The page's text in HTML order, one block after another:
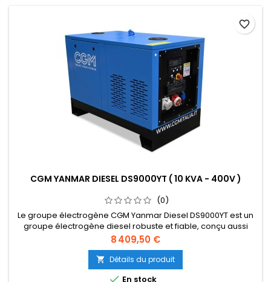
CGM YANMAR DIESEL DS9000YT ( 10 KVA - 400V )
(0)
Le groupe électrogène CGM Yanmar Diesel DS9000YT est un
groupe électrogène diesel robuste et fiable, conçu aussi
bien pour un usage professionnel que pour des
environnements exigeants. Ce générateur est idéal pour
fournir une énergie puissante pour une large gamme
d'applications, des chantiers de construction aux
Prix
8 409,50 €
 Détails du produit
 En stock
favorite_border